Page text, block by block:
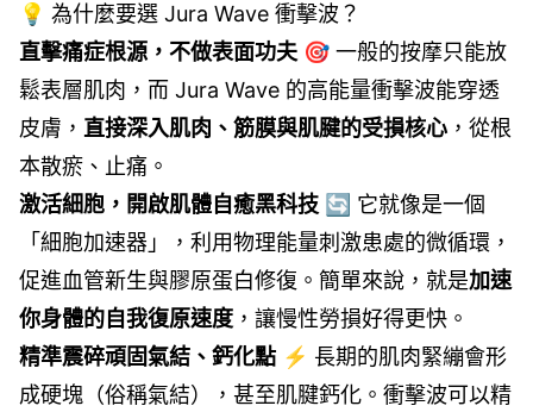
💡 為什麼要選 Jura Wave 衝擊波？
直擊痛症根源，不做表面功夫 🎯 一般的按摩只能放
鬆表層肌肉，而 Jura Wave 的高能量衝擊波能穿透
皮膚， 直接深入肌肉、筋膜與肌腱的受損核心 ，從根
本散瘀、止痛。
激活細胞，開啟肌體自癒黑科技 🔄 它就像是一個
「細胞加速器」，利用物理能量刺激患處的微循環，
促進血管新生與膠原蛋白修復。簡單來說，就是加速
你身體的自我復原速度 ，讓慢性勞損好得更快。
精準震碎頑固氣結、鈣化點 ⚡ 長期的肌肉緊繃會形
成硬塊（俗稱氣結），甚至肌腱鈣化。衝擊波可以精